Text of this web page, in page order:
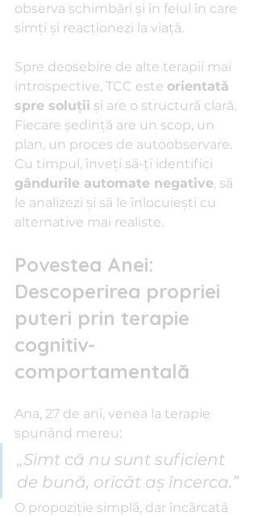
observa schimbări și în felul în care
simți și reacționezi la viață.
Spre deosebire de alte terapii mai
introspective, TCC este orientată
spre soluții și are o structură clară.
Fiecare ședință are un scop, un
plan, un proces de autoobservare.
Cu timpul, înveți să-ți identifici
gândurile automate negative, să
le analizezi și să le înlocuiești cu
alternative mai realiste.
Povestea Anei:
Descoperirea propriei
puteri prin terapie
cognitiv-
comportamentală
Ana, 27 de ani, venea la terapie
spunând mereu:
„Simt că nu sunt suficient
de bună, oricât aș încerca.”
O propoziție simplă, dar încărcată